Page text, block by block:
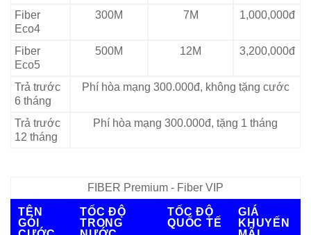
Fiber
Eco4
300M 7M 1,000,000đ
Fiber
Eco5
500M 12M 3,200,000đ
Trả trước
6 tháng
Phí hòa mạng 300.000đ, không tặng cước
Trả trước
12 tháng
Phí hòa mạng 300.000đ, tặng 1 tháng
FIBER Premium - Fiber VIP
TÊN
GÓI
TỐC ĐỘ
TRONG
TỐC ĐỘ
QUỐC TẾ
GIÁ
KHUYẾN